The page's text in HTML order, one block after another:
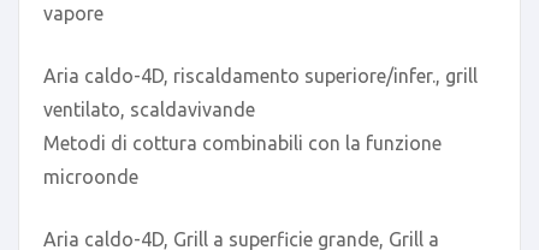
vapore
Aria caldo-4D, riscaldamento superiore/infer., grill
ventilato, scaldavivande
Metodi di cottura combinabili con la funzione
microonde
Aria caldo-4D, Grill a superficie grande, Grill a